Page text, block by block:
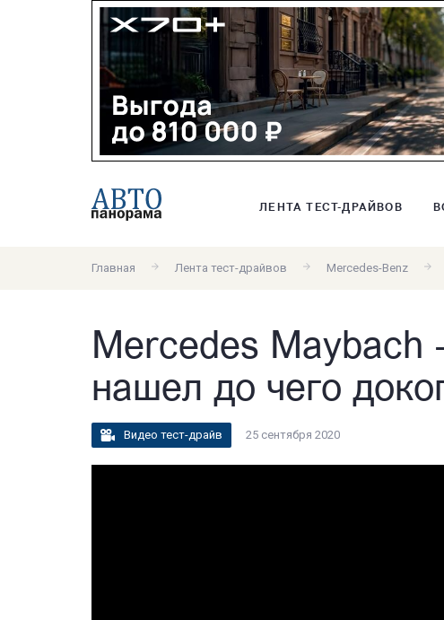
ЛЕНТА ТЕСТ-ДРАЙВОВ
Главная Лента тест-драйвов Mercedes-Benz
Mercedes Maybach
нашел до чего
Видео тест-драйв 25 сентября 2020